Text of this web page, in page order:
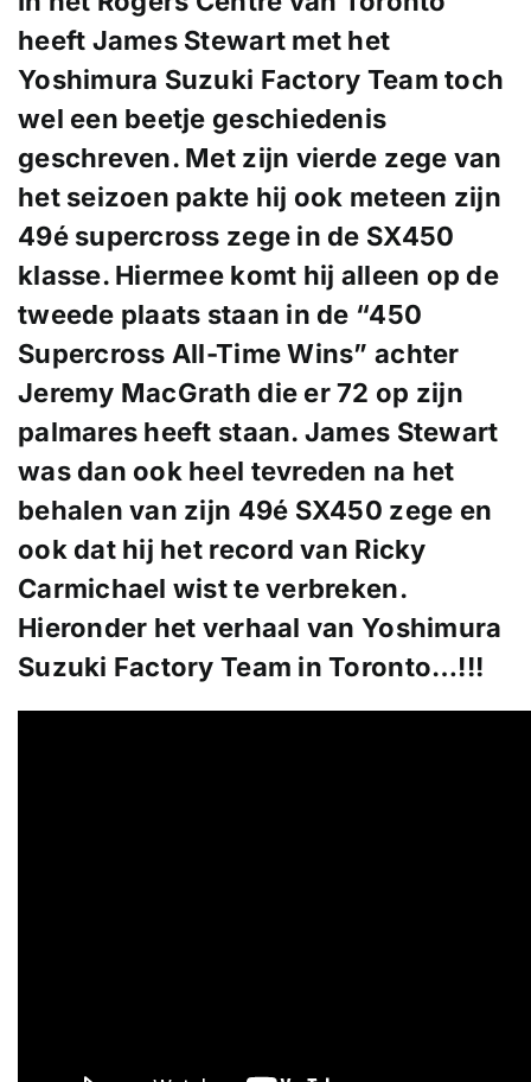
heeft James Stewart met het
Yoshimura Suzuki Factory Team toch
wel een beetje geschiedenis
geschreven. Met zijn vierde zege van
het seizoen pakte hij ook meteen zijn
49é supercross zege in de SX450
klasse. Hiermee komt hij alleen op de
tweede plaats staan in de “450
Supercross All-Time Wins” achter
Jeremy MacGrath die er 72 op zijn
palmares heeft staan. James Stewart
was dan ook heel tevreden na het
behalen van zijn 49é SX450 zege en
ook dat hij het record van Ricky
Carmichael wist te verbreken.
Hieronder het verhaal van Yoshimura
Suzuki Factory Team in Toronto…!!!